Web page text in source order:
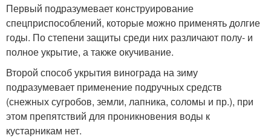
Первый подразумевает конструирование
спецприспособлений, которые можно применять долгие
годы. По степени защиты среди них различают полу- и
полное укрытие, а также окучивание.
Второй способ укрытия винограда на зиму
подразумевает применение подручных средств
(снежных сугробов, земли, лапника, соломы и пр.), при
этом препятствий для проникновения воды к
кустарникам нет.